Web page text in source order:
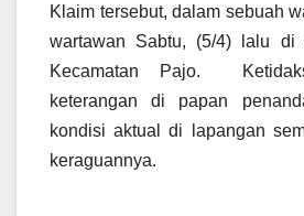
Klaim tersebut, dalam sebuah
wartawan Sabtu, (5/4) lalu di
Kecamatan Pajo.
keterangan di papan
kondisi aktual di lapangan
keraguannya.